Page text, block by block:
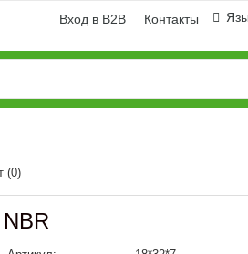
Вход в B2B Контакты
(0)